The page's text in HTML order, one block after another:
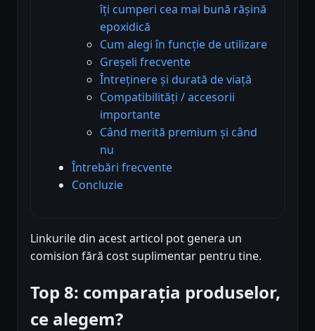
îți cumperi cea mai bună rășină
epoxidică
Cum alegi în funcție de utilizare
Greșeli frecvente
Întreținere și durată de viață
Compatibilități / accesorii
importante
Când merită premium și când
nu
Întrebări frecvente
Concluzie
Linkurile din acest articol pot genera un
comision fără cost suplimentar pentru tine.
Top 8: comparația produselor,
ce alegem?